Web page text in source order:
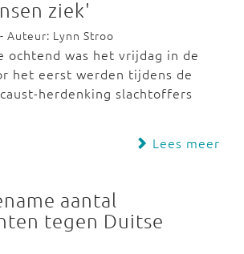
ziek'
Auteur: Lynn Stroo
ochtend was het vrijdag in de
het eerst werden tijdens de
herdenking slachtoffers
Lees meer
aantal
tegen Duitse